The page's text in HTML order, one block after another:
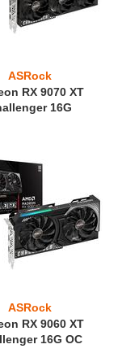
ASRock
RX 9070 XT
16G
ASRock
RX 9060 XT
16G OC